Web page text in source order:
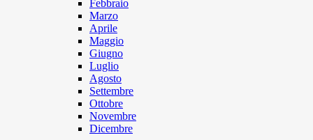
Febbraio
Marzo
Aprile
Maggio
Giugno
Luglio
Agosto
Settembre
Ottobre
Novembre
Dicembre